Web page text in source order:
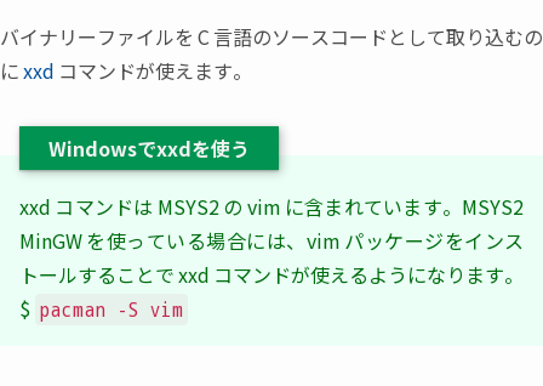
バイナリーファイルを C言語のソースコードとして取り込むの
にxxd コマンドが使えます。
Windowsでxxdを使う
xxd コマンドは MSYS2の vim に含まれています。MSYS2
MinGWを使っている場合には、 vim パッケージをインス
トールすることでxxd コマンドが使えるようになります。
$ pacman -S vim